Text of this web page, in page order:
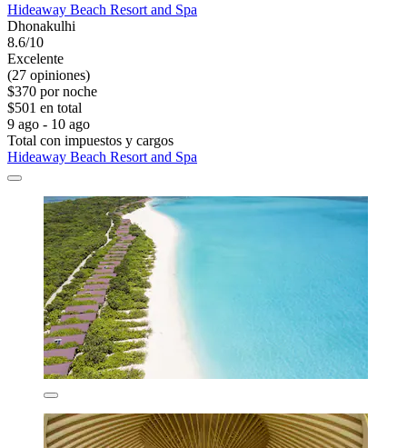
Hideaway Beach Resort and Spa
Dhonakulhi
8.6/10
Excelente
(27 opiniones)
$370 por noche
$501 en total
9 ago - 10 ago
Total con impuestos y cargos
Hideaway Beach Resort and Spa